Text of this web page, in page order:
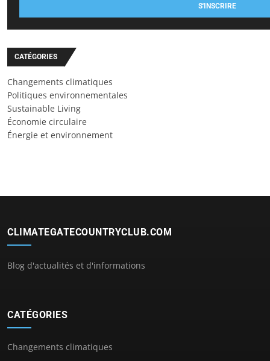
S'INSCRIRE
CATÉGORIES
Changements climatiques
Politiques environnementales
Sustainable Living
Économie circulaire
Énergie et environnement
CLIMATEGATECOUNTRYCLUB.COM
Blog d'actualités et d'informations
CATÉGORIES
Changements climatiques